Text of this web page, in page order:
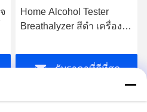
Home Alcohol Tester
Breathalyzer สีดํา เครื่อง
ตัวขนาดเล็ก
รับราคาที่ดีที่สุด